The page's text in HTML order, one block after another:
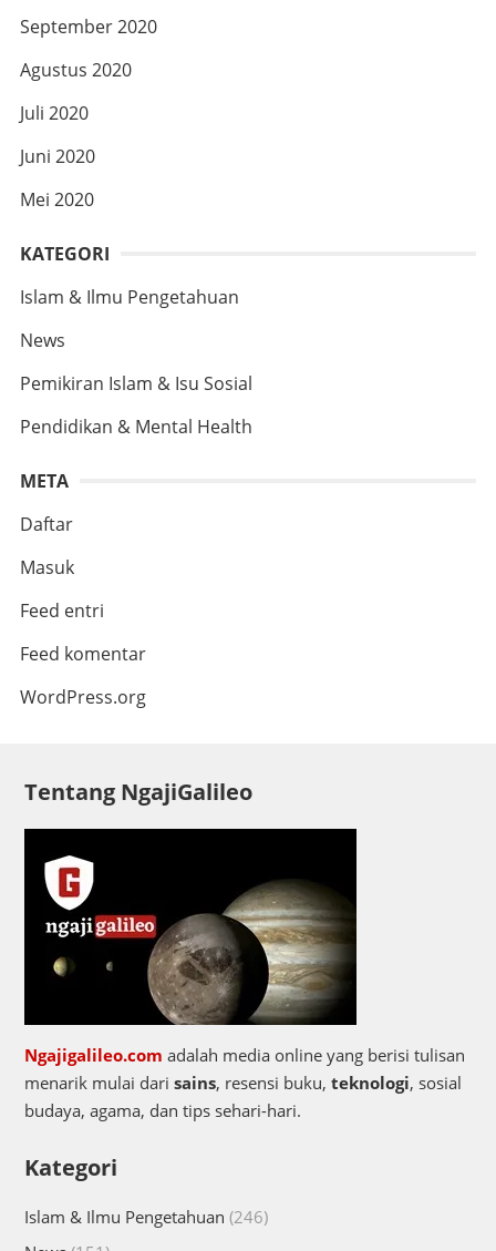
September 2020
Agustus 2020
Juli 2020
Juni 2020
Mei 2020
KATEGORI
Islam & Ilmu Pengetahuan
News
Pemikiran Islam & Isu Sosial
Pendidikan & Mental Health
META
Daftar
Masuk
Feed entri
Feed komentar
WordPress.org
Tentang NgajiGalileo
Ngajigalileo.com adalah media online yang berisi tulisan
menarik mulai dari sains, resensi buku, teknologi, sosial
budaya, agama, dan tips sehari-hari.
Kategori
Islam & Ilmu Pengetahuan (246)